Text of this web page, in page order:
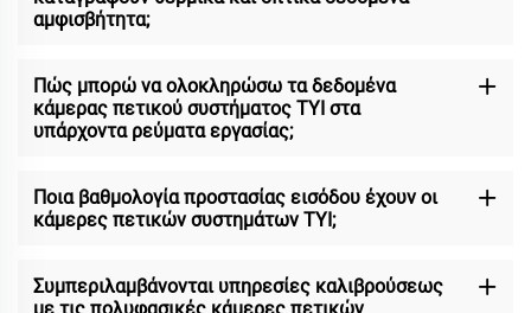
αμφισβήτητα;
Πώς μπορώ να ολοκληρώσω τα δεδομένα
κάμερας πετικού συστήματος TYI στα
υπάρχοντα ρεύματα εργασίας;
Ποια βαθμολογία προστασίας εισόδου έχουν οι
κάμερες πετικών συστημάτων TYI;
Συμπεριλαμβάνονται υπηρεσίες καλιβρούσεως